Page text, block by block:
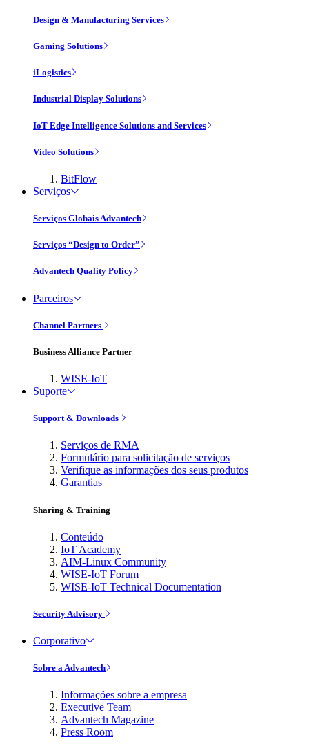
Design & Manufacturing Services
Gaming Solutions
iLogistics
Industrial Display Solutions
IoT Edge Intelligence Solutions and Services
Video Solutions
BitFlow
Serviços
Serviços Globais Advantech
Serviços “Design to Order”
Advantech Quality Policy
Parceiros
Channel Partners
Business Alliance Partner
WISE-IoT
Suporte
Support & Downloads
Serviços de RMA
Formulário para solicitação de serviços
Verifique as informações dos seus produtos
Garantias
Sharing & Training
Conteúdo
IoT Academy
AIM-Linux Community
WISE-IoT Forum
WISE-IoT Technical Documentation
Security Advisory
Corporativo
Sobre a Advantech
Informações sobre a empresa
Executive Team
Advantech Magazine
Press Room